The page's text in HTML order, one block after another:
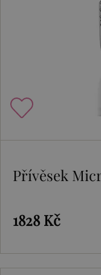
Přívěsek
1828 Kč